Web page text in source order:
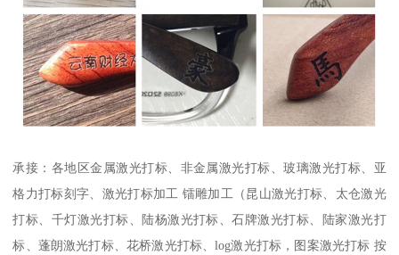
承接：各地区金属激光打标、非金属激光打标、玻璃激光打标、亚
格力打标刻字、激光打标加工 镭雕加工（昆山激光打标、太仓激光
打标、千灯激光打标、陆杨激光打标、石牌激光打标、陆家激光打
标、蓬朗激光打标、花桥激光打标、log激光打标，图案激光打标 按